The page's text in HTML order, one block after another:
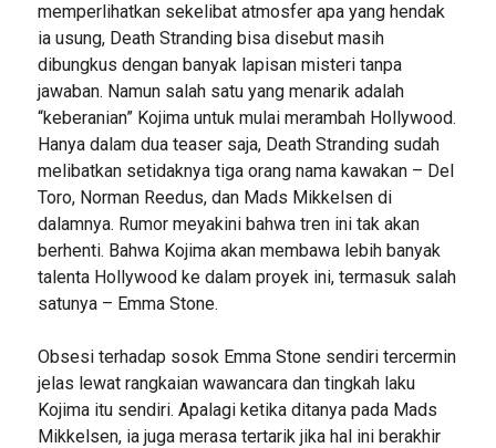
memperlihatkan sekelibat atmosfer apa yang hendak
ia usung, Death Stranding bisa disebut masih
dibungkus dengan banyak lapisan misteri tanpa
jawaban. Namun salah satu yang menarik adalah
“keberanian” Kojima untuk mulai merambah Hollywood.
Hanya dalam dua teaser saja, Death Stranding sudah
melibatkan setidaknya tiga orang nama kawakan – Del
Toro, Norman Reedus, dan Mads Mikkelsen di
dalamnya. Rumor meyakini bahwa tren ini tak akan
berhenti. Bahwa Kojima akan membawa lebih banyak
talenta Hollywood ke dalam proyek ini, termasuk salah
satunya – Emma Stone.
Obsesi terhadap sosok Emma Stone sendiri tercermin
jelas lewat rangkaian wawancara dan tingkah laku
Kojima itu sendiri. Apalagi ketika ditanya pada Mads
Mikkelsen, ia juga merasa tertarik jika hal ini berakhir